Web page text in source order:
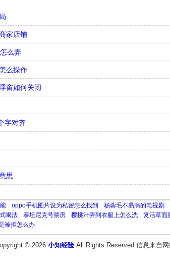
家店铺
么弄
么操作
窗如何关闭
字对齐
思
oppo手机图片设为私密怎么找到 杨蓉毛不易演的电视剧
喝法 泰坦尼克号票房 樱桃汁弄到衣服上怎么洗 复活草面
被拒怎么办
© 2026 小知经验All Rights Reserved 信息来自